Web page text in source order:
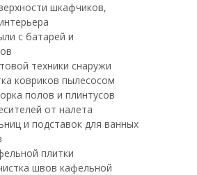
шкафчиков,
с батарей и
техники снаружи
ковриков пылесосом
полов и плинтусов
от налета
и подставок для ванных
плитки
швов кафельной